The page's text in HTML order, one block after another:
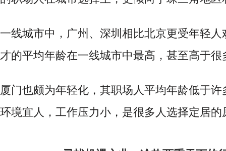
一线城市中，广州、深圳相比北京更受年轻
才的平均年龄在一线城市中最高，甚至高于
厦门也颇为年轻化，其职场人平均年龄低于
环境宜人，工作压力小，是很多人选择定居的